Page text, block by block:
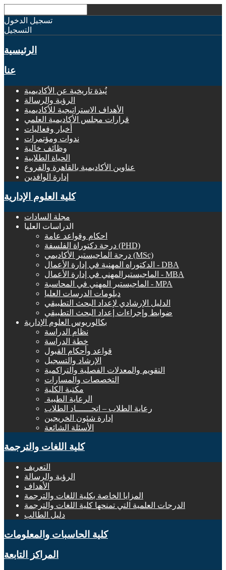
تسجيل الدخول
التسجيل
الرئيسية
عنا
نُبذة تاريخية عن الأكاديمية
الرؤية والرسالة
الأهداف الاستراتيجية للأكاديمية
قرارات مجلس الأكاديمية العلمي
أخبار وفعاليات
ندوات ومؤتمرات
وظائف خالية
الحياة الطلابية
عناوين الأكاديمية بالقاهرة والفروع
إدارة الوافدين
كلية العلوم الإدارية
مجلة السادات
الدراسات العليا
احكام وقواعد عامة
درجة دكتوراة الفلسفة (PHD)
درجة الماجيستير الأكاديمي (MSc)
الدكتوراه المهنية في إدارة الأعمال - DBA
الماجيستيرالمهني في إدارة الأعمال - MBA
الماجيستير المهني في المحاسبة - MPA
دبلومات الدرسات العليا
الدليل الإرشادي لإعداد البحث التطبيقي
ضوابط وإجراءات إعداد البحث التطبيقي
بكالوريوس العلوم الإدارية
نظام الدراسة
خطة الدراسة
قواعد وأحكام القبول
الإرشاد والتسجيل
التقويم والمعدلات الفصلية والتراكمية
التخصصات والمسارات
مكتبة الكلية
الرعاية الطبية ‏
رعاية الطلاب – اتحــــــاد الطلاب
إدارة شئون الخريجين
الأسئلة الشائعة
كلية اللغات والترجمة
التعريف
الرؤية والرسالة
الأهداف
المزايا الخاصة بكلية اللغات والترجمة
الدرجات العلمية التي تمنحها كلية اللغات والترجمة
دليل الطالب
كلية الحاسبات والمعلومات
المراكز التابعة